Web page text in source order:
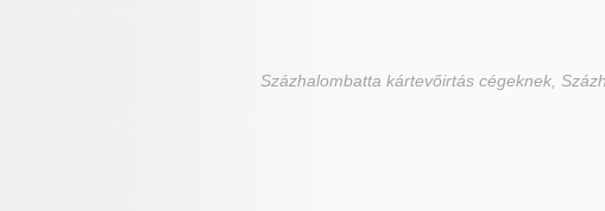
Százhalombatta kártevőirtás cégeknek,